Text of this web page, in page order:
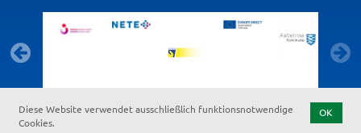
OK
Diese Website verwendet ausschließlich funktionsnotwendige
Cookies.